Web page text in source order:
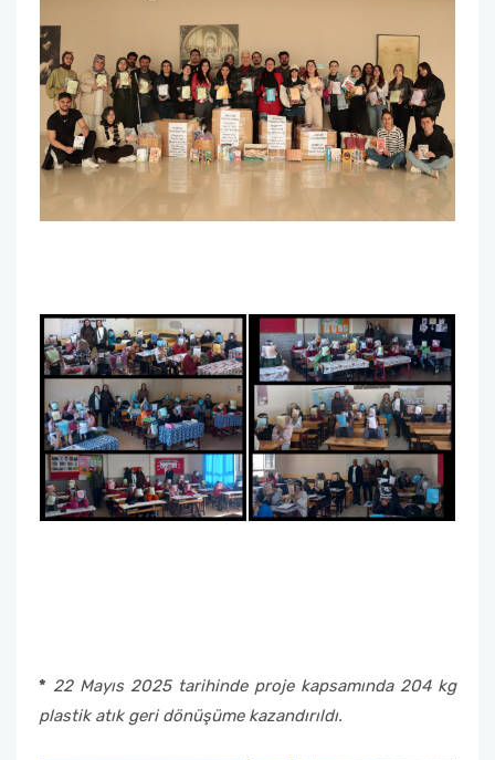
* 22 Mayıs 2025 tarihinde proje kapsamında 204 kg
plastik atık geri dönüşüme kazandırıldı.